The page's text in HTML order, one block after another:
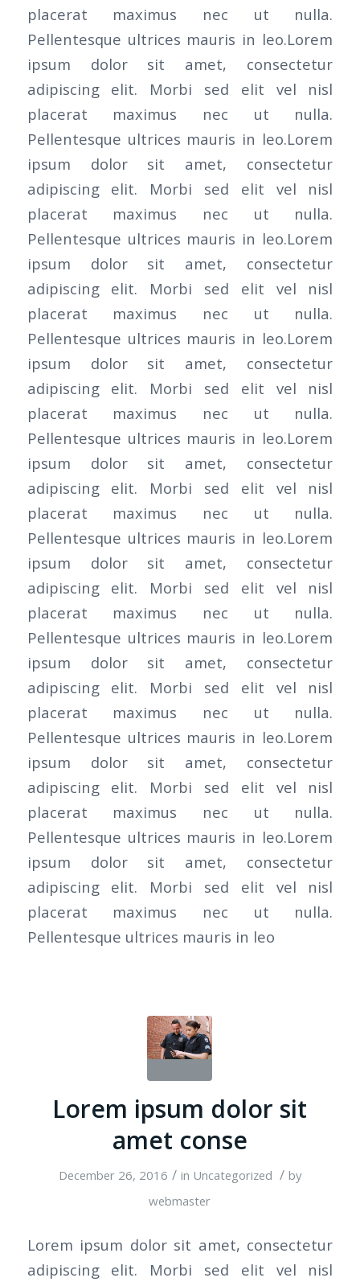
placerat maximus nec ut nulla.
Pellentesque ultrices mauris in leo.Lorem
ipsum dolor sit amet, consectetur
adipiscing elit. Morbi sed elit vel nisl
placerat maximus nec ut nulla.
Pellentesque ultrices mauris in leo.Lorem
ipsum dolor sit amet, consectetur
adipiscing elit. Morbi sed elit vel nisl
placerat maximus nec ut nulla.
Pellentesque ultrices mauris in leo.Lorem
ipsum dolor sit amet, consectetur
adipiscing elit. Morbi sed elit vel nisl
placerat maximus nec ut nulla.
Pellentesque ultrices mauris in leo.Lorem
ipsum dolor sit amet, consectetur
adipiscing elit. Morbi sed elit vel nisl
placerat maximus nec ut nulla.
Pellentesque ultrices mauris in leo.Lorem
ipsum dolor sit amet, consectetur
adipiscing elit. Morbi sed elit vel nisl
placerat maximus nec ut nulla.
Pellentesque ultrices mauris in leo.Lorem
ipsum dolor sit amet, consectetur
adipiscing elit. Morbi sed elit vel nisl
placerat maximus nec ut nulla.
Pellentesque ultrices mauris in leo.Lorem
ipsum dolor sit amet, consectetur
adipiscing elit. Morbi sed elit vel nisl
placerat maximus nec ut nulla.
Pellentesque ultrices mauris in leo.Lorem
ipsum dolor sit amet, consectetur
adipiscing elit. Morbi sed elit vel nisl
placerat maximus nec ut nulla.
Pellentesque ultrices mauris in leo.Lorem
ipsum dolor sit amet, consectetur
adipiscing elit. Morbi sed elit vel nisl
placerat maximus nec ut nulla.
Pellentesque ultrices mauris in leo
Lorem ipsum dolor sit
amet conse
December 26, 2016 / in Uncategorized / by
webmaster
Lorem ipsum dolor sit amet, consectetur
adipiscing elit. Morbi sed elit vel nisl